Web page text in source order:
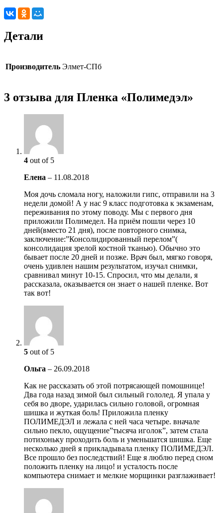
Детали
Производитель Элмет-СПб
3 отзыва для Пленка «Полимедэл»
4 out of 5
Елена – 11.08.2018
Моя дочь сломала ногу, наложили гипс, отправили на 3
недели домой! А у нас 9 класс подготовка к экзаменам,
переживания по этому поводу. Мы с первого дня
приложили Полимедел. На приём пошли через 10
дней(вместо 21 дня), после повторного снимка,
заключение:”Консолидированный перелом”(
консолидация зрелой костной тканью). Обычно это
бывает после 20 дней и позже. Врач был, мягко говоря,
очень удивлен нашим результатом, изучал снимки,
сравнивал минут 10-15. Спросил, что мы делали, я
рассказала, оказывается он знает о нашей пленке. Вот
так вот!
5 out of 5
Ольга – 26.09.2018
Как не рассказать об этой потрясающей помошнице!
Два года назад зимой был сильный гололед. Я упала у
себя во дворе, ударилась сильно головой, огромная
шишка и жуткая боль! Приложила пленку
ПОЛИМЕДЭЛ и лежала с ней часа четыре. вначале
сильно пекло, ощущение”тысяча иголок”, затем стала
потихоньку проходить боль и уменьшатся шишка. Еще
несколько дней я прикладывала пленку ПОЛИМЕДЭЛ.
Все прошло без последствий! Еще я люблю перед сном
положить пленку на лицо! и усталость после
компьютера снимает и мелкие морщинки разглаживает!